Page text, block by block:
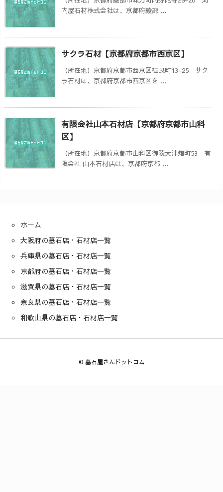
内屋石材株式会社は、京都府綾部 ...
サクラ石材【京都府京都市西京区】
（所在地）京都府京都市西京区桂艮町13-25 サク
ラ石材は、京都府京都市西京区を ...
有限会社山本石材店【京都府京都市山科
区】
（所在地）京都府京都市山科区御陵大津畑町53 有
限会社 山本石材店は、京都府京都 ...
ホーム
大阪府の墓石店・石材店一覧
兵庫県の墓石店・石材店一覧
京都府の墓石店・石材店一覧
滋賀県の墓石店・石材店一覧
奈良県の墓石店・石材店一覧
和歌山県の墓石店・石材店一覧
© 墓石屋さんドットコム